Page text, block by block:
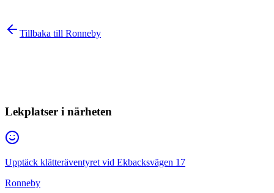
Tillbaka till Ronneby
Lekplatser i närheten
Upptäck klätteräventyret vid Ekbacksvägen 17
Ronneby